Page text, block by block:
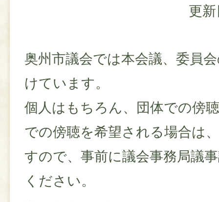
更
奥州市議会では本会議、委員
けています。
個人はもちろん、団体での傍
での傍聴を希望される場合は
すので、事前に議会事務局議
ください。